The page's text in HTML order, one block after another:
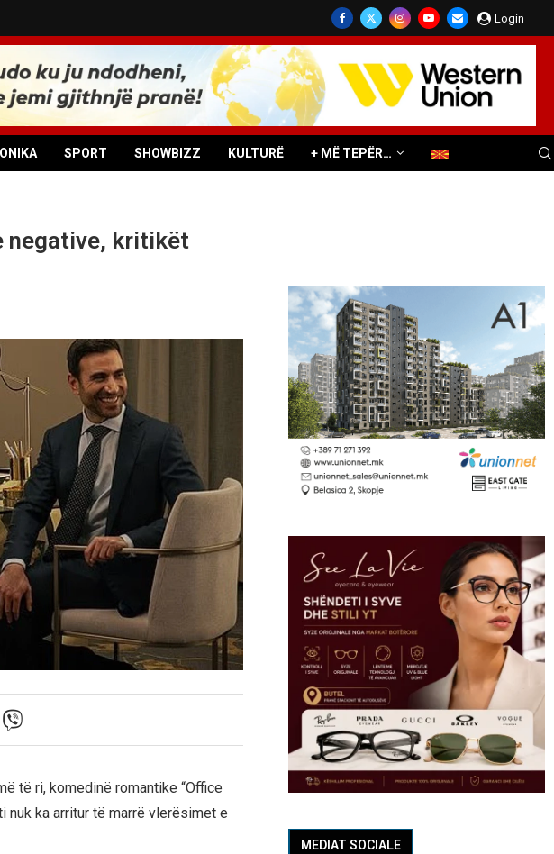
Login
SPORT SHOWBIZZ KULTURË + MË TEPËR…
negative, kritikët
të ri, komedinë romantike “Office
nuk ka arritur të marrë vlerësimet e
MEDIAT SOCIALE